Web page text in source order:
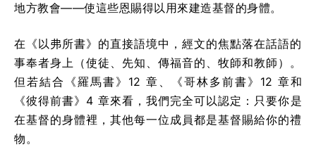
地方教會——使這些恩賜得以用來建造基督的身體。
在《以弗所書》的直接語境中，經文的焦點落在話語的
事奉者身上（使徒、先知、傳福音的、牧師和教師）。
但若結合《羅馬書》12 章、《哥林多前書》12 章和
《彼得前書》4 章來看，我們完全可以認定：只要你是
在基督的身體裡，其他每一位成員都是基督賜給你的禮
物。